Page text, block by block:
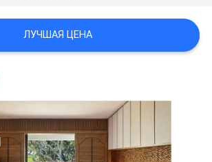
ЛУЧШАЯ ЦЕНА